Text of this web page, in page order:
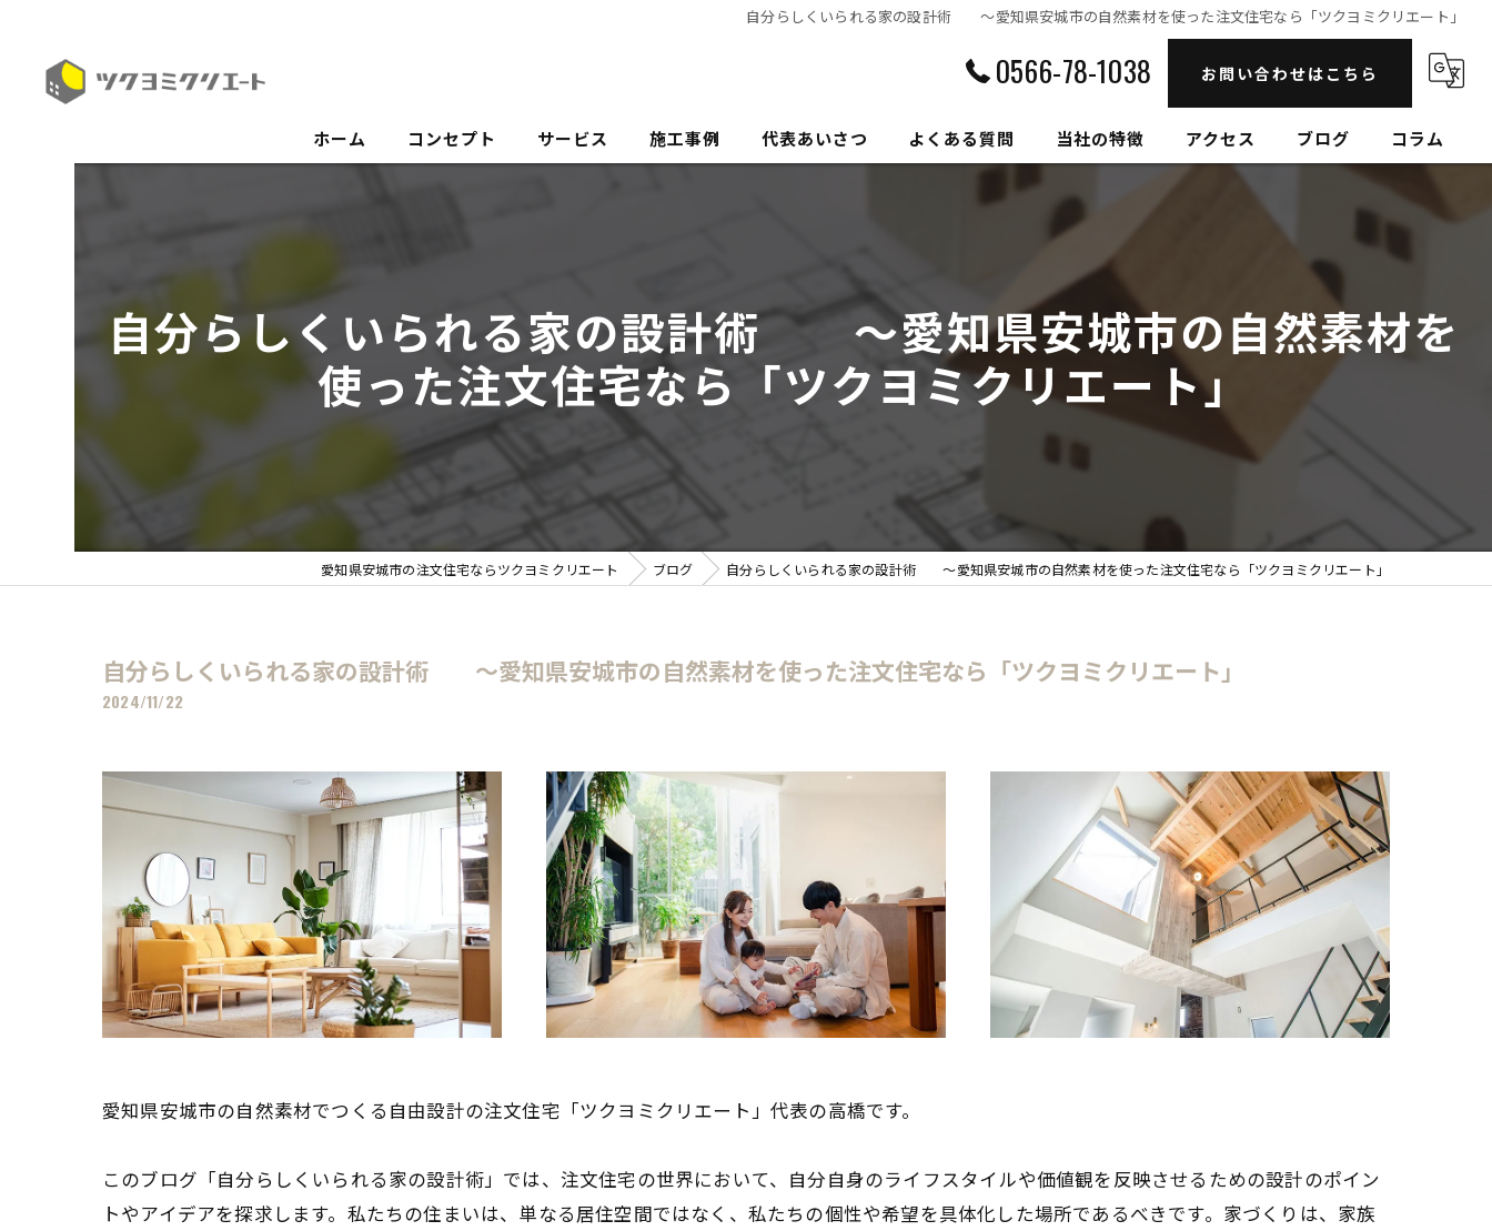
自分らしくいられる家の設計術 ～愛知県安城市の自然素材を使った注文住宅なら「ツクヨミクリエート」
0566-78-1038 お問い合わせはこちら
ホーム コンセプト サービス 施工事例 代表あいさつ よくある質問 当社の特徴
自然素材
高性能
セルロースファイバー
健康住宅
和モダン
アクセス ブログ コラム
自分らしくいられる家の設計術 ～愛知県安城市の自然素材を
使った注文住宅なら「ツクヨミクリエート」
愛知県安城市の注文住宅ならツクヨミクリエート ブログ 自分らしくいられる家の設計術 ～愛知県安城市の自然素材を使った注文住宅なら「ツクヨミクリエート」
自分らしくいられる家の設計術 ～愛知県安城市の自然素材を使った注文住宅なら「ツクヨミクリエート」
2024/11/22
愛知県安城市の自然素材でつくる自由設計の注文住宅「ツクヨミクリエート」代表の高橋です。
このブログ「自分らしくいられる家の設計術」では、注文住宅の世界において、自分自身のライフスタイルや価値観を反映させるための設計のポイン
トやアイデアを探求します。私たちの住まいは、単なる居住空間ではなく、私たちの個性や希望を具体化した場所であるべきです。家づくりは、家族